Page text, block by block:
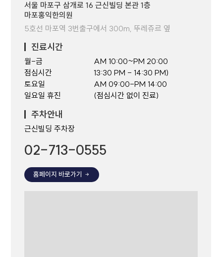
서울 마포구 삼개로 16 근신빌딩 본관 1층
마포홍익한의원
5호선 마포역 3번출구에서 300m, 뚜레쥬르 옆
진료시간
월-금
점심시간
토요일
일요일 휴진
AM 10:00~PM 20:00
13:30 PM - 14:30 PM)
AM 09:00-PM 14:00
(점심시간 없이 진료)
주차안내
근신빌딩 주차장
02-713-0555
홈페이지 바로가기